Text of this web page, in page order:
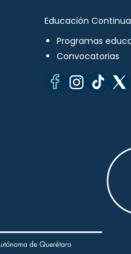
Educación Continua
Programas
Convocatorias